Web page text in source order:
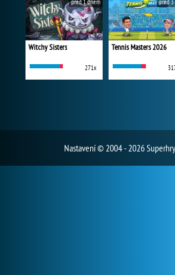
Witchy Sisters
271x
před 1 dnem
Tennis Masters 2026
před 3
Nastavení© 2004 - 2026